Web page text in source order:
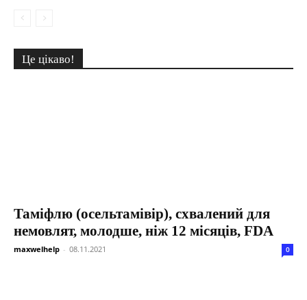
Це цікаво!
Таміфлю (осельтамівір), схвалений для
немовлят, молодше, ніж 12 місяців, FDA
maxwelhelp - 08.11.2021 0